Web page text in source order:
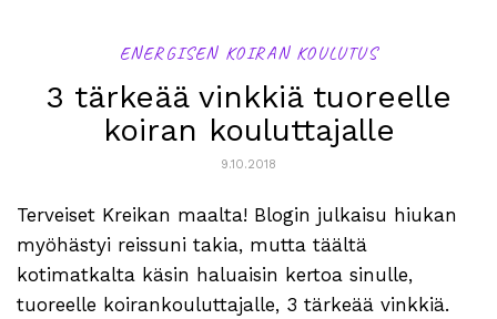
ENERGISEN KOIRAN KOULUTUS
3 tärkeää vinkkiä tuoreelle
koiran kouluttajalle
9.10.2018
Terveiset Kreikan maalta! Blogin julkaisu hiukan
myöhästyi reissuni takia, mutta täältä
kotimatkalta käsin haluaisin kertoa sinulle,
tuoreelle koirankouluttajalle, 3 tärkeää vinkkiä.